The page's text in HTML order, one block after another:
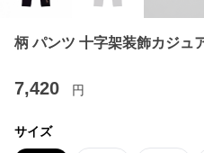
柄 パンツ 十字架装飾カジュ
7,420 円
サイズ